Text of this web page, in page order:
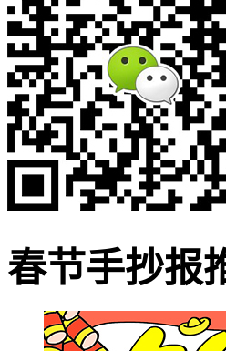
春节手抄报